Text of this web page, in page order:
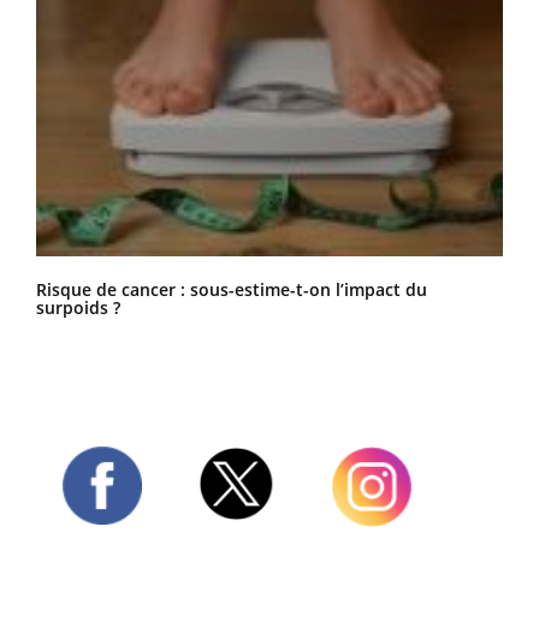
Risque de cancer : sous-estime-t-on l’impact du
surpoids ?